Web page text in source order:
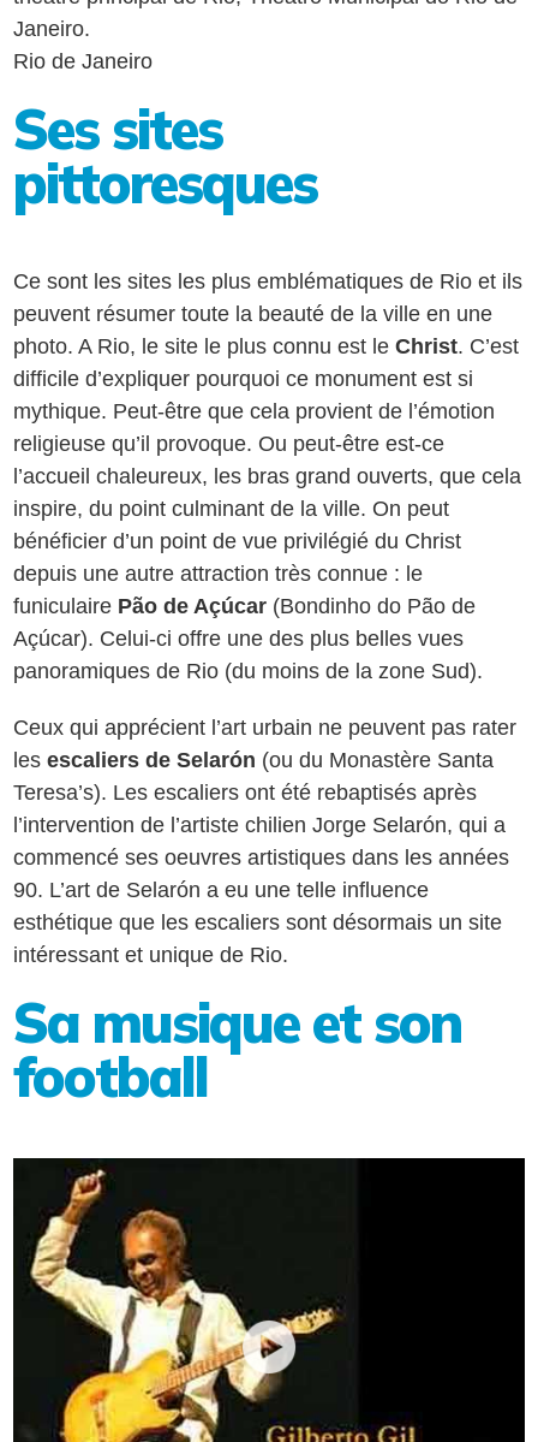
Janeiro.
Rio de Janeiro
Ses sites
pittoresques
Ce sont les sites les plus emblématiques de Rio et ils
peuvent résumer toute la beauté de la ville en une
photo. A Rio, le site le plus connu est leChrist. C’est
difficile d’expliquer pourquoi ce monument est si
mythique. Peut-être que cela provient de l’émotion
religieuse qu’il provoque. Ou peut-être est-ce
l’accueil chaleureux, les bras grand ouverts, que cela
inspire, du point culminant de la ville. On peut
bénéficier d’un point de vue privilégié du Christ
depuis une autre attraction très connue : le
funiculaire Pão de Açúcar (Bondinho do Pão de
Açúcar). Celui-ci offre une des plus belles vues
panoramiques de Rio (du moins de la zone Sud).
Ceux qui apprécient l’art urbain ne peuvent pas rater
lesescaliers de Selarón (ou du Monastère Santa
Teresa’s). Les escaliers ont été rebaptisés après
l’intervention de l’artiste chilien Jorge Selarón, qui a
commencé ses oeuvres artistiques dans les années
90. L’art de Selarón a eu une telle influence
esthétique que les escaliers sont désormais un site
intéressant et unique de Rio.
Sa musique et son
football